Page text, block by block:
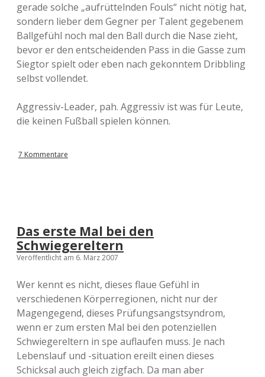
gerade solche „aufrüttelnden Fouls“ nicht nötig hat,
sondern lieber dem Gegner per Talent gegebenem
Ballgefühl noch mal den Ball durch die Nase zieht,
bevor er den entscheidenden Pass in die Gasse zum
Siegtor spielt oder eben nach gekonntem Dribbling
selbst vollendet.
Aggressiv-Leader, pah. Aggressiv ist was für Leute,
die keinen Fußball spielen können.
7 Kommentare
Das erste Mal bei den
Schwiegereltern
Veröffentlicht am 6. März 2007
Wer kennt es nicht, dieses flaue Gefühl in
verschiedenen Körperregionen, nicht nur der
Magengegend, dieses Prüfungsangstsyndrom,
wenn er zum ersten Mal bei den potenziellen
Schwiegereltern in spe auflaufen muss. Je nach
Lebenslauf und -situation ereilt einen dieses
Schicksal auch gleich zigfach. Da man aber